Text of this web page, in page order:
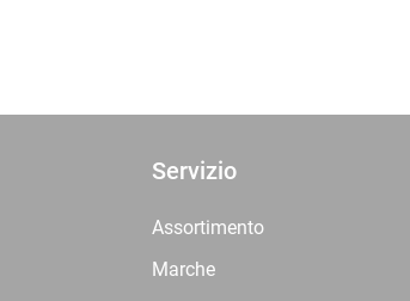
Servizio
Assortimento
Marche